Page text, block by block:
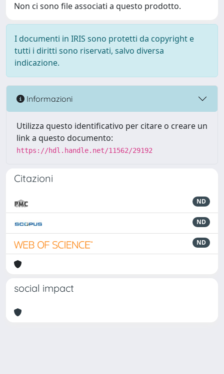
Non ci sono file associati a questo prodotto.
I documenti in IRIS sono protetti da copyright e
tutti i diritti sono riservati, salvo diversa
indicazione.
Informazioni
Utilizza questo identificativo per citare o creare un
link a questo documento:
https://hdl.handle.net/11562/29192
Citazioni
ND
ND
ND
social impact